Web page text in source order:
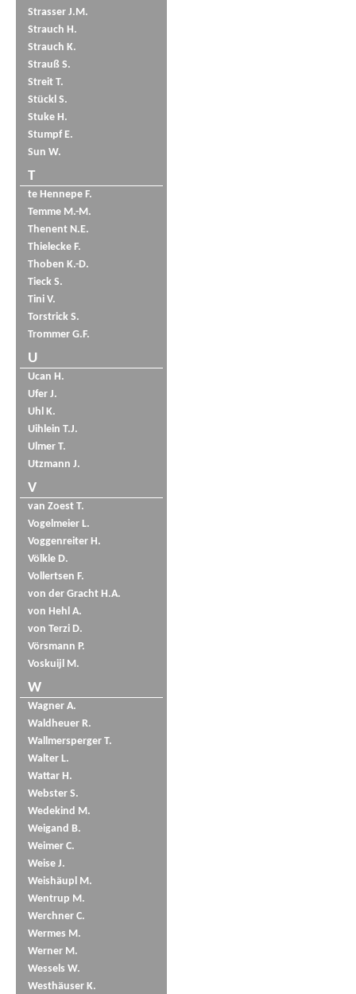
Strasser J.M.
Strauch H.
Strauch K.
Strauß S.
Streit T.
Stückl S.
Stuke H.
Stumpf E.
Sun W.
T
te Hennepe F.
Temme M.-M.
Thenent N.E.
Thielecke F.
Thoben K.-D.
Tieck S.
Tini V.
Torstrick S.
Trommer G.F.
U
Ucan H.
Ufer J.
Uhl K.
Uihlein T.J.
Ulmer T.
Utzmann J.
V
van Zoest T.
Vogelmeier L.
Voggenreiter H.
Völkle D.
Vollertsen F.
von der Gracht H.A.
von Hehl A.
von Terzi D.
Vörsmann P.
Voskuijl M.
W
Wagner A.
Waldheuer R.
Wallmersperger T.
Walter L.
Wattar H.
Webster S.
Wedekind M.
Weigand B.
Weimer C.
Weise J.
Weishäupl M.
Wentrup M.
Werchner C.
Wermes M.
Werner M.
Wessels W.
Westhäuser K.